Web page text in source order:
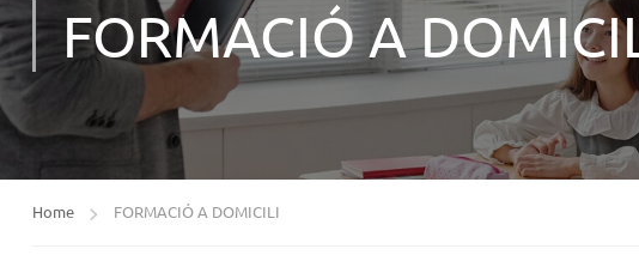
FORMACIÓ A
Home FORMACIÓ A DOMICILI